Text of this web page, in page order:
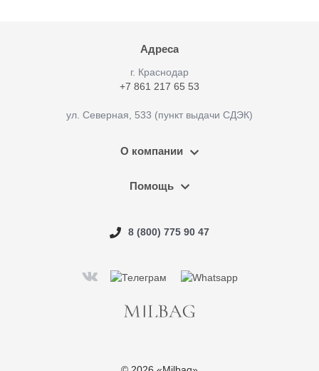
Адреса
г. Краснодар
+7 861 217 65 53
ул. Северная, 533 (пункт выдачи СДЭК)
О компании
Помощь
8 (800) 775 90 47